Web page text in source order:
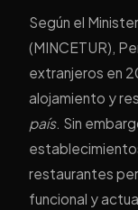
Según el
(MINCETUR),
extranjeros en
alojamiento y
país. Sin
restaurantes
funcional y